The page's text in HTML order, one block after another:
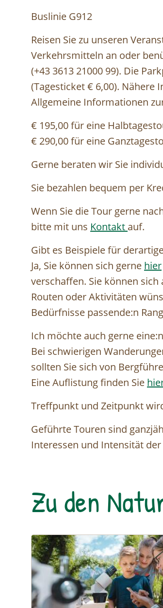
Buslinie G912
Reisen Sie zu unseren
Verkehrsmitteln an oder
(+43 3613 21000 99). Die
(Tagesticket € 6,00). Nähere
Allgemeine Informationen
€ 195,00 für eine
€ 290,00 für eine
Gerne beraten wir Sie
Sie bezahlen bequem per
Wenn Sie die Tour gerne
bitte mit uns Kontakt auf.
Gibt es Beispiele für
Ja, Sie können sich gerne hier
verschaffen. Sie können
Routen oder Aktivitäten
Bedürfnisse passende:n
Ich möchte auch gerne
Bei schwierigen
sollten Sie sich von
Eine Auflistung finden Sie
Treffpunkt und Zeitpunkt
Geführte Touren sind
Interessen und Intensität
Zu den